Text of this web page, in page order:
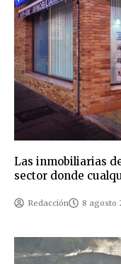
Las inmobiliarias
sector donde
Redacción 8 agosto